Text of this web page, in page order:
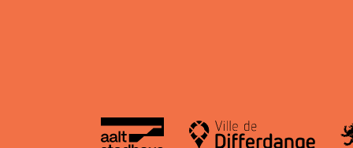
Aalt Stadhaus Ville de Differdange